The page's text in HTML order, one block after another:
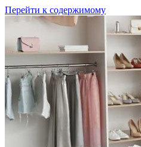
Перейти к содержимому